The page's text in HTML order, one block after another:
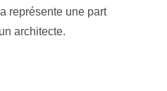
représente une part
architecte.